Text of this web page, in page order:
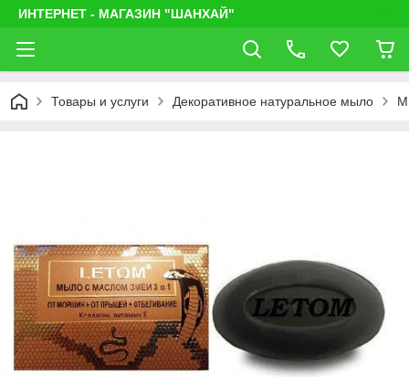
ИНТЕРНЕТ - МАГАЗИН "ШАНХАЙ"
Товары и услуги Декоративное натуральное мыло